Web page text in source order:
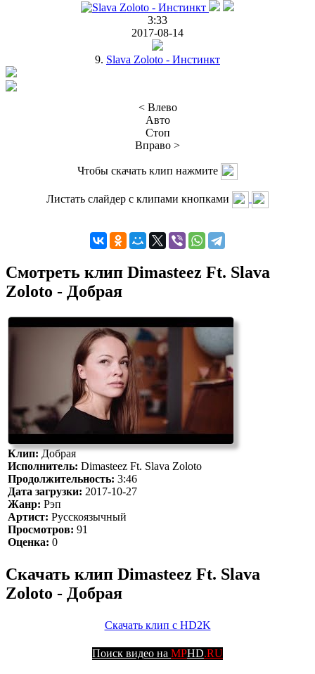
3:33
2017-08-14
9. Slava Zoloto - Инстинкт
< Влево
Авто
Стоп
Вправо >
Чтобы скачать клип нажмите
Листать слайдер с клипами кнопками
Смотреть клип Dimasteez Ft. Slava
Zoloto - Добрая
Клип:Добрая
Исполнитель: Dimasteez Ft. Slava Zoloto
Продолжительность: 3:46
Дата загрузки: 2017-10-27
Жанр: Рэп
Артист: Русскоязычный
Просмотров: 91
Оценка: 0
Скачать клип Dimasteez Ft. Slava
Zoloto - Добрая
Скачать клип с HD2K
Поиск видео на MPHD.RU